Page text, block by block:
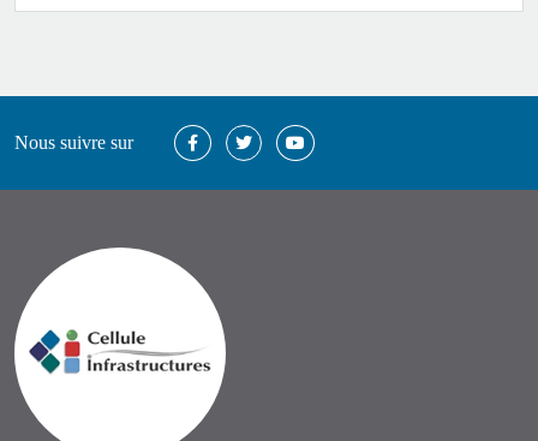
Nous suivre sur